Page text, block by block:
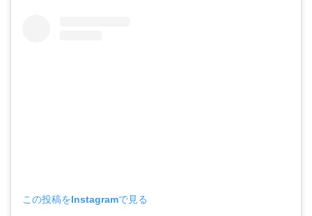
この投稿をInstagramで見る